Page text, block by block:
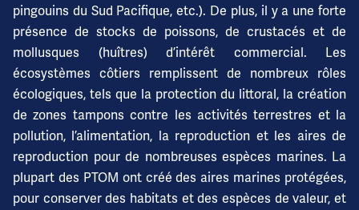
pingouins du Sud Pacifique, etc.). De plus, il y a une forte
présence de stocks de poissons, de crustacés et de
mollusques (huîtres) d’intérêt commercial. Les
écosystèmes côtiers remplissent de nombreux rôles
écologiques, tels que la protection du littoral, la création
de zones tampons contre les activités terrestres et la
pollution, l’alimentation, la reproduction et les aires de
reproduction pour de nombreuses espèces marines. La
plupart des PTOM ont créé des aires marines protégées,
pour conserver des habitats et des espèces de valeur, et